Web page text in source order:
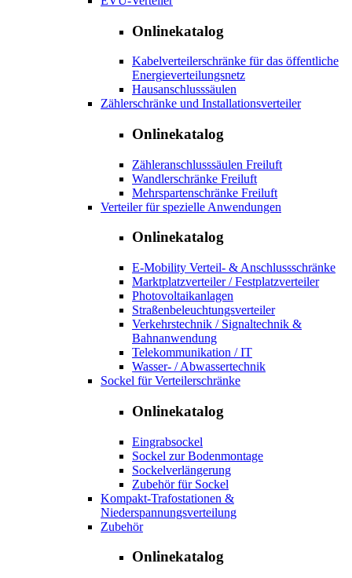
Onlinekatalog
Kabelverteilerschränke für das öffentliche
Energieverteilungsnetz
Hausanschlusssäulen
Zählerschränke und Installationsverteiler
Onlinekatalog
Zähleranschlusssäulen Freiluft
Wandlerschränke Freiluft
Mehrspartenschränke Freiluft
Verteiler für spezielle Anwendungen
Onlinekatalog
E-Mobility Verteil- & Anschlussschränke
Marktplatzverteiler / Festplatzverteiler
Photovoltaikanlagen
Straßenbeleuchtungsverteiler
Verkehrstechnik / Signaltechnik &
Bahnanwendung
Telekommunikation / IT
Wasser- / Abwassertechnik
Sockel für Verteilerschränke
Onlinekatalog
Eingrabsockel
Sockel zur Bodenmontage
Sockelverlängerung
Zubehör für Sockel
Kompakt-Trafostationen &
Niederspannungsverteilung
Zubehör
Onlinekatalog